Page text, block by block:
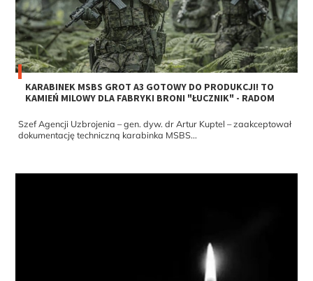
KARABINEK MSBS GROT A3 GOTOWY DO PRODUKCJI! TO
KAMIEŃ MILOWY DLA FABRYKI BRONI "ŁUCZNIK" - RADOM
Szef Agencji Uzbrojenia – gen. dyw. dr Artur Kuptel – zaakceptował
dokumentację techniczną karabinka MSBS...